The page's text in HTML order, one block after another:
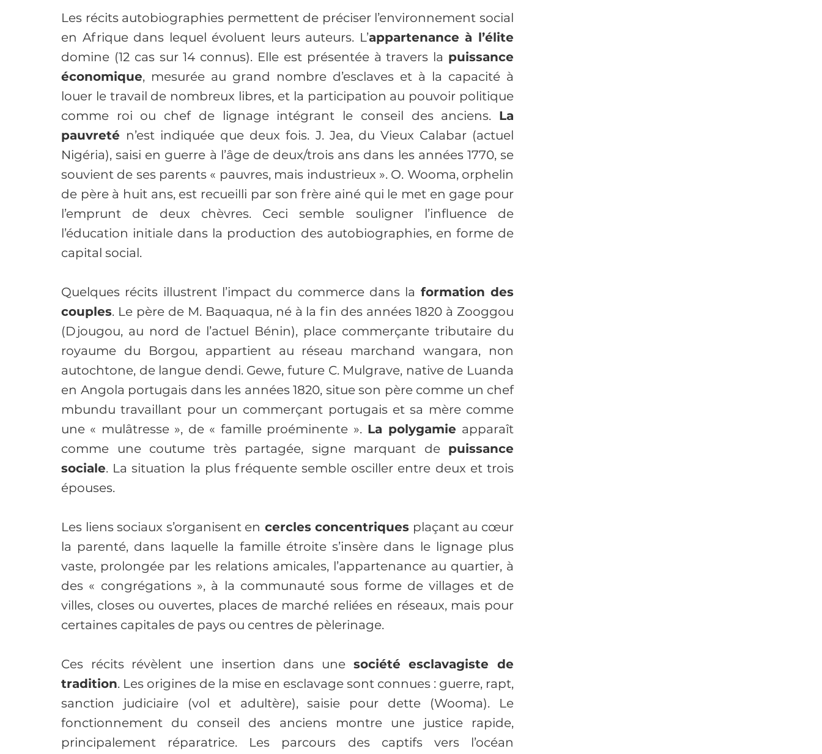
Les récits autobiographies permettent de préciser l’environnement social
en Afrique dans lequel évoluent leurs auteurs. L’
domine (12 cas sur 14 connus). Elle est présentée à travers la puissance
économique, mesurée au grand nombre d’esclaves et à la capacité à
louer le travail de nombreux libres, et la participation au pouvoir politique
comme roi ou chef de lignage intégrant le conseil des anciens. La
pauvreté n’est indiquée que deux fois. J. Jea, du Vieux Calabar (actuel
Nigéria), saisi en guerre à l’âge de deux/trois ans dans les années 1770, se
souvient de ses parents « pauvres, mais industrieux ». O. Wooma, orphelin
de père à huit ans, est recueilli par son frère ainé qui le met en gage pour
l’emprunt de deux chèvres. Ceci semble souligner l’influence de
l’éducation initiale dans la production des autobiographies, en forme de
capital social.
Quelques récits illustrent l’impact du commerce dans la formation des
couples. Le père de M. Baquaqua, né à la fin des années 1820 à Zooggou
(Djougou, au nord de l’actuel Bénin), place commerçante tributaire du
royaume du Borgou, appartient au réseau marchand wangara, non
autochtone, de langue dendi. Gewe, future C. Mulgrave, native de Luanda
en Angola portugais dans les années 1820, situe son père comme un chef
mbundu travaillant pour un commerçant portugais et sa mère comme
une « mulâtresse », de « famille proéminente ». La polygamie apparaît
comme une coutume très partagée, signe marquant de puissance
sociale. La situation la plus fréquente semble osciller entre deux et trois
épouses.
Les liens sociaux s’organisent en cercles concentriques plaçant au cœur
la parenté, dans laquelle la famille étroite s’insère dans le lignage plus
vaste, prolongée par les relations amicales, l’appartenance au quartier, à
des « congrégations », à la communauté sous forme de villages et de
villes, closes ou ouvertes, places de marché reliées en réseaux, mais pour
certaines capitales de pays ou centres de pèlerinage.
Ces récits révèlent une insertion dans une société esclavagiste de
tradition. Les origines de la mise en esclavage sont connues : guerre, rapt,
sanction judiciaire (vol et adultère), saisie pour dette (Wooma). Le
fonctionnement du conseil des anciens montre une justice rapide,
principalement réparatrice. Les parcours des captifs vers l’océan